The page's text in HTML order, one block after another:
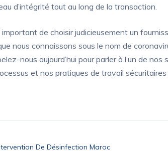
d’intégrité tout au long de la transaction.
de choisir judicieusement un
nous connaissons sous le nom de
nous aujourd’hui pour parler à l’un de nos
et nos pratiques de travail
De Désinfection Maroc